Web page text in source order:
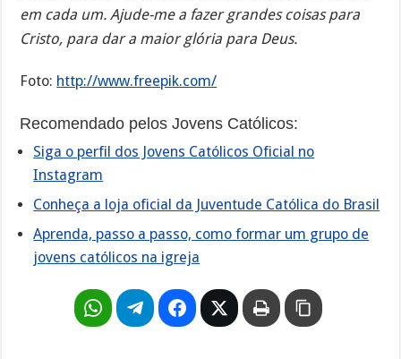
em cada um. Ajude-me a fazer grandes coisas para
Cristo, para dar a maior glória para Deus.
Foto: http://www.freepik.com/
Recomendado pelos Jovens Católicos:
Siga o perfil dos Jovens Católicos Oficial no
Instagram
Conheça a loja oficial da Juventude Católica do Brasil
Aprenda, passo a passo, como formar um grupo de
jovens católicos na igreja